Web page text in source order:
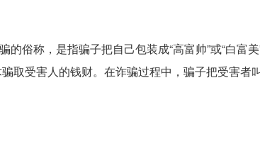
俗称，是指骗子把自己包装成“高富帅”或“白富
取受害人的钱财。在诈骗过程中，骗子把受害者